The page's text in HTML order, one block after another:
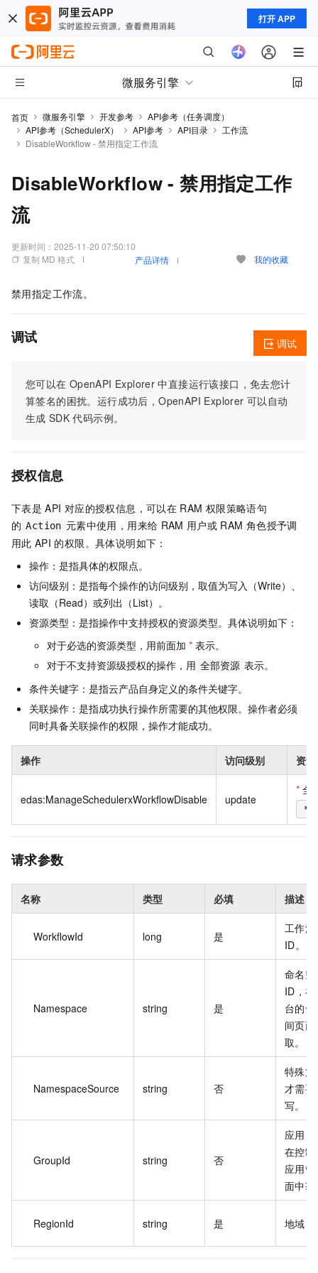
打开 APP
微服务引擎
首页 微服务引擎 开发参考
API参考（任务调度）
API参考（SchedulerX）
API参考 API目录
工作流
DisableWorkflow - 禁用指定工作流
DisableWorkflow - 禁用指定工作
流
更新时间： 2025-11-20 07:50:10
复制 MD 格式
产品详情 我的收藏
禁用指定工作流。
调试
您可以在 OpenAPI Explorer 中直接运行该接口，免去您计
算签名的困扰。运行成功后，OpenAPI Explorer 可以自动
生成 SDK 代码示例。
调试
授权信息
下表是 API 对应的授权信息，可以在 RAM 权限策略语句
的 Action 元素中使用，用来给 RAM 用户或 RAM 角色授予调
用此 API 的权限。具体说明如下：
操作：是指具体的权限点。
访问级别：是指每个操作的访问级别，取值为写入（Write）、
读取（Read）或列出（List）。
资源类型：是指操作中支持授权的资源类型。具体说明如下：
对于必选的资源类型，用前面加 * 表示。
对于不支持资源级授权的操作，用 全部资源 表示。
条件关键字：是指云产品自身定义的条件关键字。
关联操作：是指成功执行操作所需要的其他权限。操作者必须
同时具备关联操作的权限，操作才能成功。
操作 访问级别 资
edas:ManageSchedulerxWorkflowDisable update
* 全
*
请求参数
名称 类型 必填 描述
WorkflowId long 是
工作流
ID。
Namespace string 是
命名空
ID，
台的
间页
取。
NamespaceSource string 否
特殊第
才需要
写。
GroupId string 否
应用
在控制
应用
面中获
RegionId string 是 地域